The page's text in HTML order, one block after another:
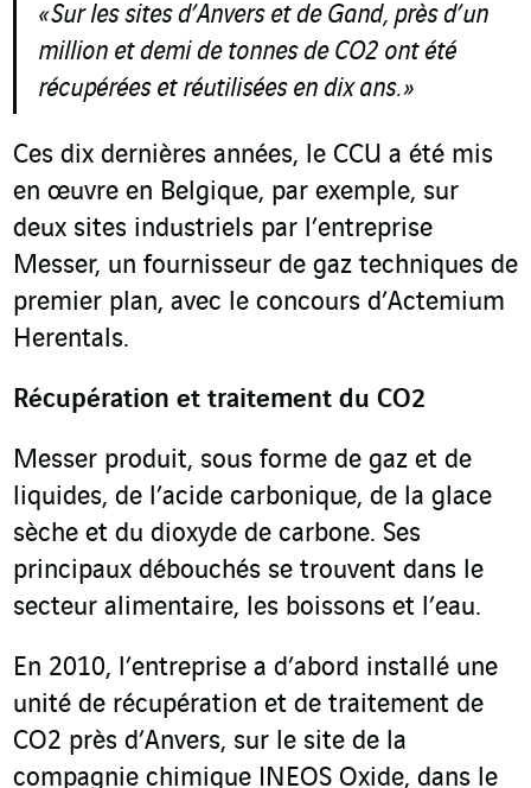
« Sur les sites d’Anvers et de Gand, près d’un
million et demi de tonnes de CO2 ont été
récupérées et réutilisées en dix ans. »
Ces dix dernières années, le CCU a été mis
en œuvre en Belgique, par exemple, sur
deux sites industriels par l’entreprise
Messer, un fournisseur de gaz techniques de
premier plan, avec le concours d’Actemium
Herentals.
Récupération et traitement du CO2
Messer produit, sous forme de gaz et de
liquides, de l’acide carbonique, de la glace
sèche et du dioxyde de carbone. Ses
principaux débouchés se trouvent dans le
secteur alimentaire, les boissons et l’eau.
En 2010, l’entreprise a d’abord installé une
unité de récupération et de traitement de
CO2 près d’Anvers, sur le site de la
compagnie chimique INEOS Oxide, dans le